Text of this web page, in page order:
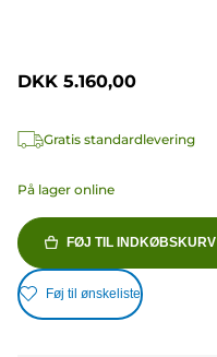
DKK 5.160,00
Gratis standardlevering
På lager online
FØJ TIL INDKØBSKURV
Føj til ønskeliste